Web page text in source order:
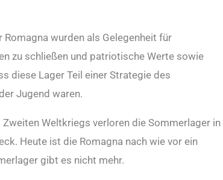
wurden als Gelegenheit für
zu schließen und patriotische Werte sowie
diese Lager Teil einer Strategie des
Jugend waren.
Weltkriegs verloren die Sommerlager in
Heute ist die Romagna nach wie vor ein
gibt es nicht mehr.